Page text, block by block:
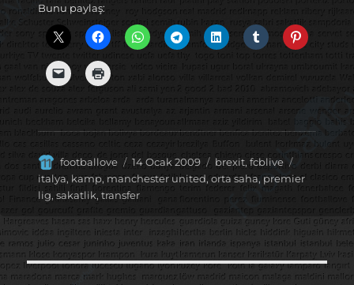
Bunu paylaş:
Yazar
footballove
Yayın
tarihi
14 Ocak 2009 Kategoriler
brexit, fcblive
Etiketler
italya, kamp, manchester united, orta saha, premier
lig, sakatlik, transfer